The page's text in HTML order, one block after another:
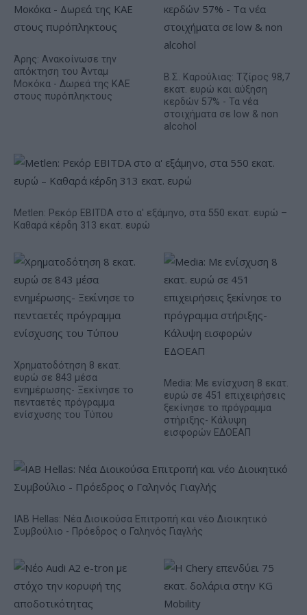
Άρης: Ανακοίνωσε την
απόκτηση του Άνταμ
Μοκόκα - Δωρεά της ΚΑΕ
στους πυρόπληκτους
Β.Σ. Καρούλιας: Τζίρος 98,7
εκατ. ευρώ και αύξηση
κερδών 57% - Τα νέα
στοιχήματα σε low & non
alcohol
Metlen: Ρεκόρ EBITDA στο α' εξάμηνο, στα 550 εκατ. ευρώ –
Καθαρά κέρδη 313 εκατ. ευρώ
Χρηματοδότηση 8 εκατ.
ευρώ σε 843 μέσα
ενημέρωσης- Ξεκίνησε το
πενταετές πρόγραμμα
ενίσχυσης του Τύπου
Media: Με ενίσχυση 8 εκατ.
ευρώ σε 451 επιχειρήσεις
ξεκίνησε το πρόγραμμα
στήριξης- Κάλυψη
εισφορών ΕΔΟΕΑΠ
IAB Hellas: Νέα Διοικούσα Επιτροπή και νέο Διοικητικό
Συμβούλιο - Πρόεδρος ο Γαληνός Γιαγλής